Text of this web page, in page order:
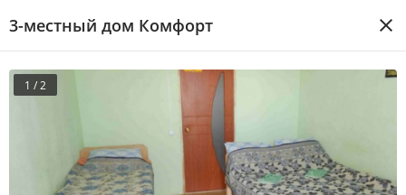
3-местный дом Комфорт
1 / 2